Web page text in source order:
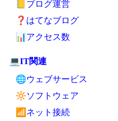
🏧節約
💸生活費
💡電気代
💳カード
👿詐欺
⌨web制作